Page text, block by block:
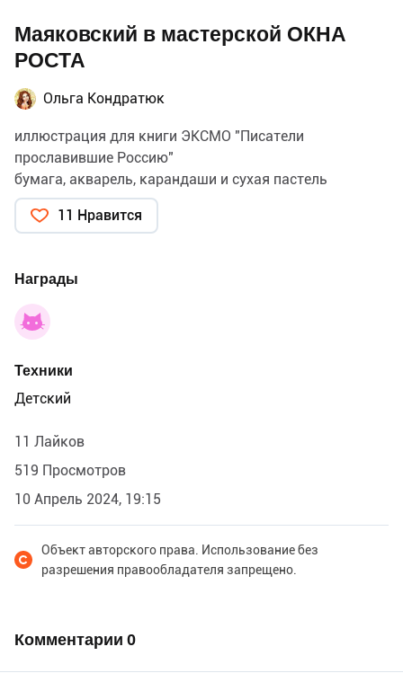
Маяковский в мастерской ОКНА
РОСТА
Ольга Кондратюк
иллюстрация для книги ЭКСМО "Писатели
прославившие Россию"
бумага, акварель, карандаши и сухая пастель
11 Нравится
Награды
Техники
Детский
11 Лайков
519 Просмотров
10 Апрель 2024, 19:15
Объект авторского права. Использование без
разрешения правообладателя запрещено.
Комментарии 0